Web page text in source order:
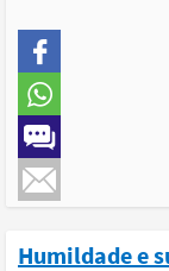
Humildade e